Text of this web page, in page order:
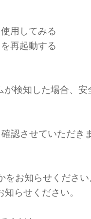
用してみる
再起動する
検知した場合、安
認させていただき
をお知らせくださ
らせください。